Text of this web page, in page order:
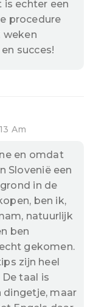
is echter een
procedure
weken
succes!
Am
en omdat
Slovenië een
in de
ben ik,
natuurlijk
ben
gekomen.
zijn heel
taal is
dingetje, maar